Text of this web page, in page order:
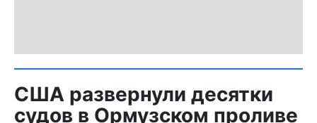
США развернули десятки
судов в Ормузском проливе